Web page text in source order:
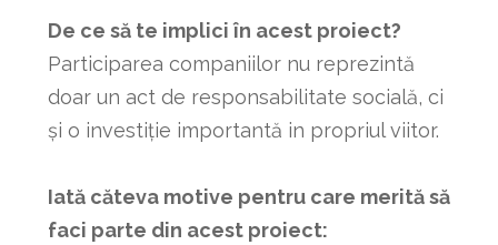
De ce să te implici în acest proiect?
Participarea companiilor nu reprezintă
doar un act de responsabilitate socială, ci
și o investiție importantă in propriul viitor.
Iată căteva motive pentru care merită să
faci parte din acest proiect: